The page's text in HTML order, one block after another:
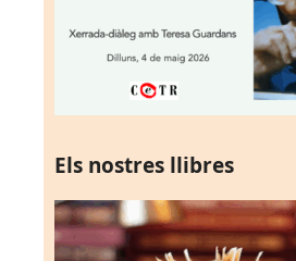
Els nostres llibres